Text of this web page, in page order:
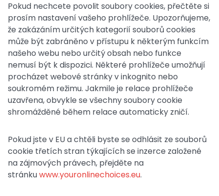
Pokud nechcete povolit soubory cookies, přečtěte si
prosím nastavení vašeho prohlížeče. Upozorňujeme,
že zakázáním určitých kategorií souborů cookies
může být zabráněno v přístupu k některým funkcím
našeho webu nebo určitý obsah nebo funkce
nemusí být k dispozici. Některé prohlížeče umožňují
procházet webové stránky v inkognito nebo
soukromém režimu. Jakmile je relace prohlížeče
uzavřena, obvykle se všechny soubory cookie
shromážděné během relace automaticky zničí.
Pokud jste v EU a chtěli byste se odhlásit ze souborů
cookie třetích stran týkajících se inzerce založené
na zájmových právech, přejděte na
stránkuwww.youronlinechoices.eu.